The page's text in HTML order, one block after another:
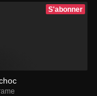
S'abonner